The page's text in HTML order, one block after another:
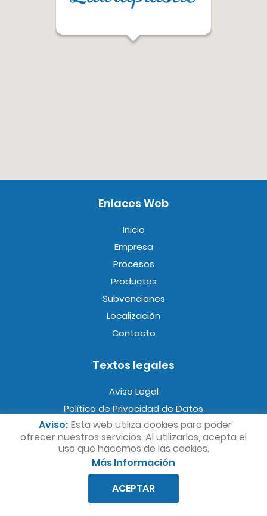
Aviso: Esta web utiliza cookies para poder
ofrecer nuestros servicios. Al utilizarlos, acepta el
uso que hacemos de las cookies.
Más Información
ACEPTAR
Enlaces Web
Inicio
Empresa
Procesos
Productos
Subvenciones
Localización
Contacto
Textos legales
Aviso Legal
Política de Privacidad de Datos
Política de Cookies
Condiciones generales de venta
© 2019 - Crea tu sitio web con